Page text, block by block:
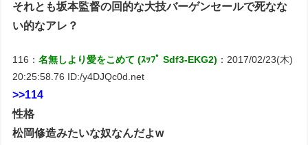
それとも坂本監督の回的な大技バーゲンセールで死なな
い的なアレ？
116：名無しより愛をこめて (ｽｯﾌﾟ Sdf3-EKG2) ：2017/02/23(木)
20:25:58.76 ID:/y4DJQc0d.net
>>114
性格
松岡修造みたいな奴なんだよw